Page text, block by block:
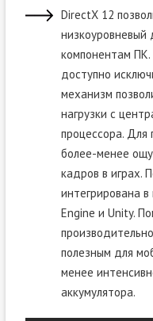
DirectX 12
низкоуровневый
компонентам
доступно
механизм
нагрузки с
процессора. Для
более-менее
кадров в играх.
интегрирована
Engine и Unity.
полезным для
менее
аккумулятора.